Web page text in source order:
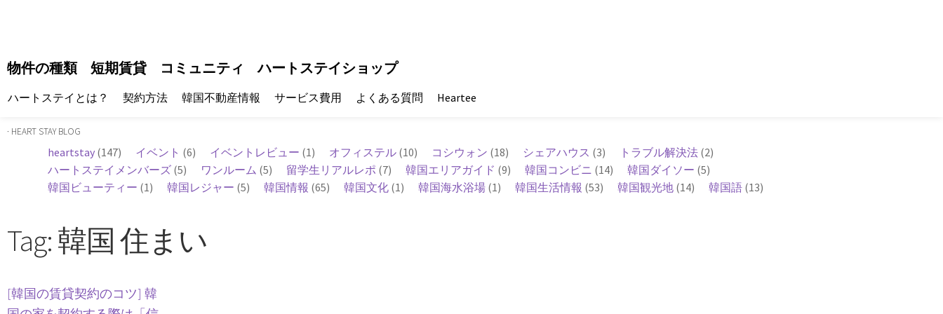
物件の種類 短期賃貸 コミュニティ ハートステイショップ
ハートステイとは？ 契約方法 韓国不動産情報 サービス費用 よくある質問 Heartee
· HEART STAY BLOG
heartstay (147) イベント (6) イベントレビュー (1) オフィステル (10) コシウォン (18) シェアハウス (3) トラブル解決法 (2)
ハートステイメンバーズ (5) ワンルーム (5) 留学生リアルレポ (7) 韓国エリアガイド (9) 韓国コンビニ (14) 韓国ダイソー (5)
韓国ビューティー (1) 韓国レジャー (5) 韓国情報 (65) 韓国文化 (1) 韓国海水浴場 (1) 韓国生活情報 (53) 韓国観光地 (14) 韓国語 (13)
Tag: 韓国 住まい
[韓国の賃貸契約のコツ] 韓